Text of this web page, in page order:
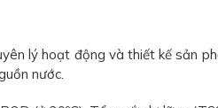
lý hoạt động và thiết kế sản
nước.